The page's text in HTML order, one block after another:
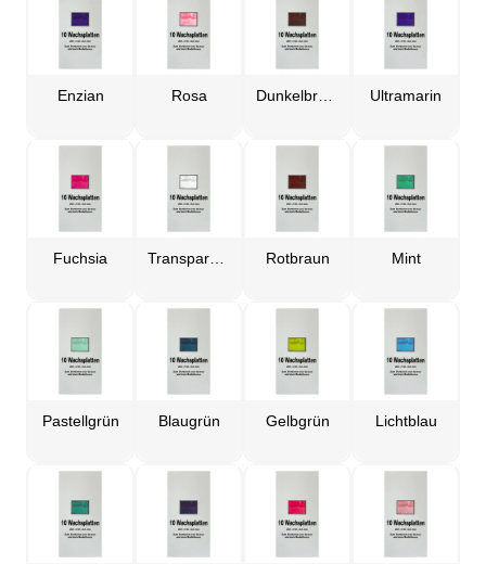
Enzian Rosa Ultramarin
Fuchsia Rotbraun Mint
Pastellgrün Blaugrün Gelbgrün Lichtblau